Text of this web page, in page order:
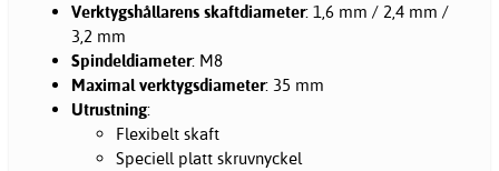
Verktygshållarens skaftdiameter: 1,6 mm / 2,4 mm /
3,2 mm
Spindeldiameter: M8
Maximal verktygsdiameter: 35 mm
Utrustning:
Flexibelt skaft
Speciell platt skruvnyckel